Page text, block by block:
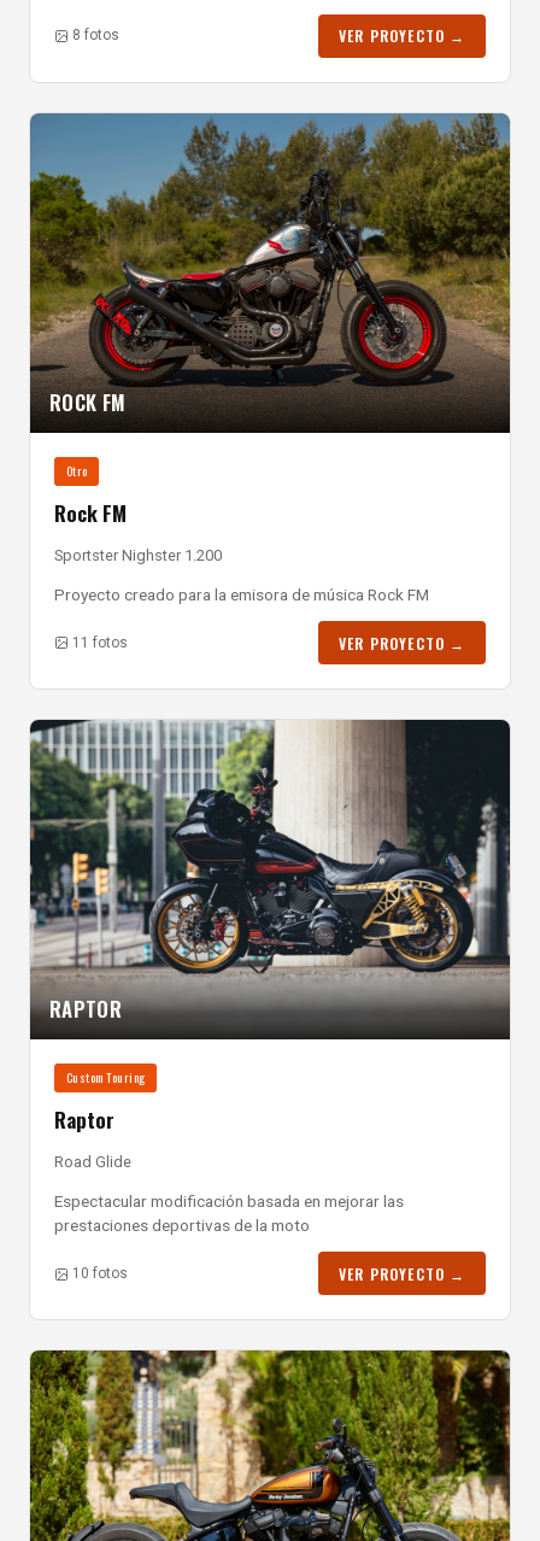
8 fotos VER PROYECTO →
ROCK FM
Otro
Rock FM
Sportster Nighster 1.200
Proyecto creado para la emisora de música Rock FM
11 fotos VER PROYECTO →
RAPTOR
Custom Touring
Raptor
Road Glide
Espectacular modificación basada en mejorar las
prestaciones deportivas de la moto
10 fotos VER PROYECTO →